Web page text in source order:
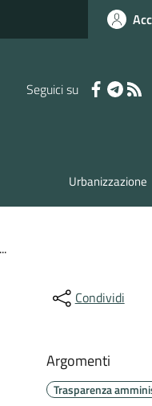
Seguici su
Urbanizzazione
Condividi
Argomenti
Trasparenza